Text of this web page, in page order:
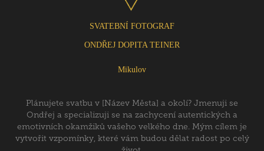
SVATEBNÍ FOTOGRAF
ONDŘEJ DOPITA TEINER
Mikulov
Plánujete svatbu v [Název Města] a okolí? Jmenuji se
Ondřej a specializuji se na zachycení autentických a
emotivních okamžiků vašeho velkého dne. Mým cílem je
vytvořit vzpomínky, které vám budou dělat radost po celý